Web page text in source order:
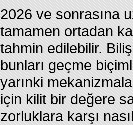
2026 ve sonrasına
tamamen ortadan
tahmin edilebilir.
bunları geçme
yarınki
için kilit bir değere
zorluklara karşı